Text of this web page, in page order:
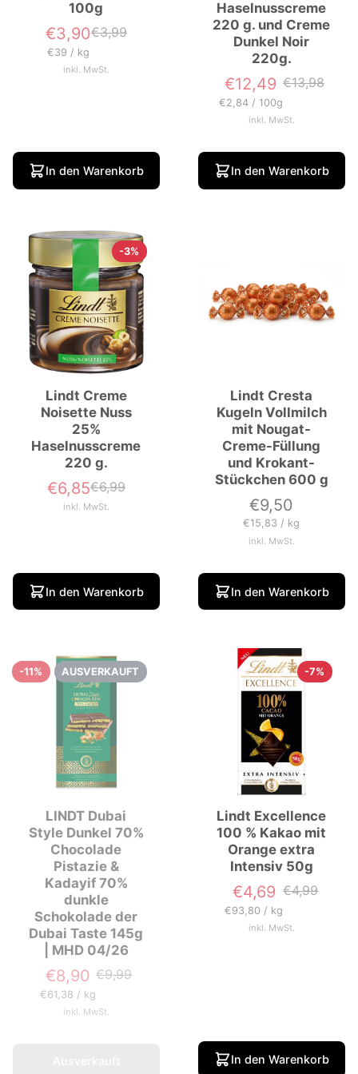
100g
Verkaufspreis
€3,90
Grundpreis
€39 / pro
kg
Normaler
€3,99
inkl. MwSt.
In den Warenkorb
Haselnusscreme
220 g. und Creme
Dunkel Noir
220g.
Verkaufspreis
€12,49
Grundpreis
€2,84 / pro
100g
Normaler
Preis
€13,98
inkl. MwSt.
In den Warenkorb
-3%
Lindt Creme
Noisette Nuss
25%
Haselnusscreme
220 g.
Verkaufspreis
€6,85Normaler
Preis
€6,99
inkl. MwSt.
In den Warenkorb
Lindt Cresta
Kugeln Vollmilch
mit Nougat-
Creme-Füllung
und Krokant-
Stückchen 600 g
Preis
€9,50
Grundpreis
€15,83 / pro
kg
inkl. MwSt.
In den Warenkorb
-11% AUSVERKAUFT
LINDT Dubai
Style Dunkel 70%
Chocolade
Pistazie &
Kadayif 70%
dunkle
Schokolade der
Dubai Taste 145g
| MHD 04/26
Verkaufspreis
€8,90
Grundpreis
€61,38 / pro
kg
Normaler
€9,99
inkl. MwSt.
-7%
Lindt Excellence
100 % Kakao mit
Orange extra
Intensiv 50g
Verkaufspreis
€4,69
Grundpreis
€93,80 / pro
kg
Normaler
€4,99
inkl. MwSt.
In den Warenkorb